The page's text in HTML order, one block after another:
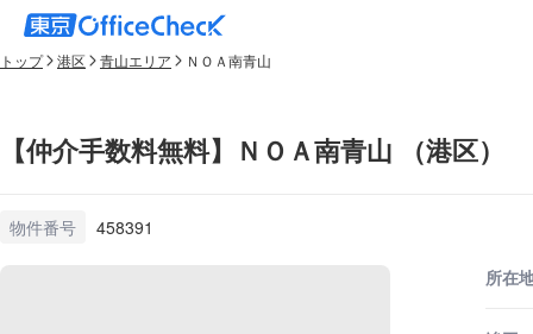
トップ 港区 青山エリア ＮＯＡ南青山
【仲介手数料無料】ＮＯＡ南青山 （港区）
物件番号 458391
所在